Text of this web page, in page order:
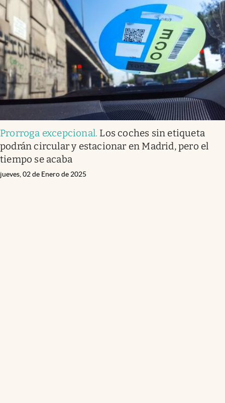
Prorroga excepcional. Los coches sin etiqueta
podrán circular y estacionar en Madrid, pero el
tiempo se acaba
jueves, 02 de Enero de 2025